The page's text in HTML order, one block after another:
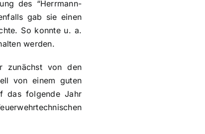
des “Herrmann-
gab sie einen
So konnte u. a.
werden.
zunächst von den
von einem guten
das folgende Jahr